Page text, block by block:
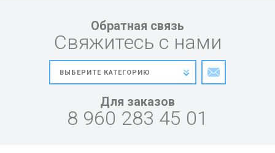
Обратная связь
Свяжитесь с нами
Для заказов
8 960 283 45 01